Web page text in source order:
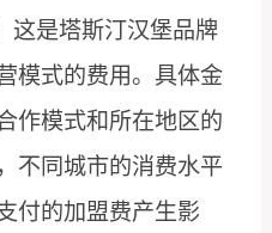
是塔斯汀汉堡品牌
模式的费用。具体金
作模式和所在地区的
不同城市的消费水平
付的加盟费产生影